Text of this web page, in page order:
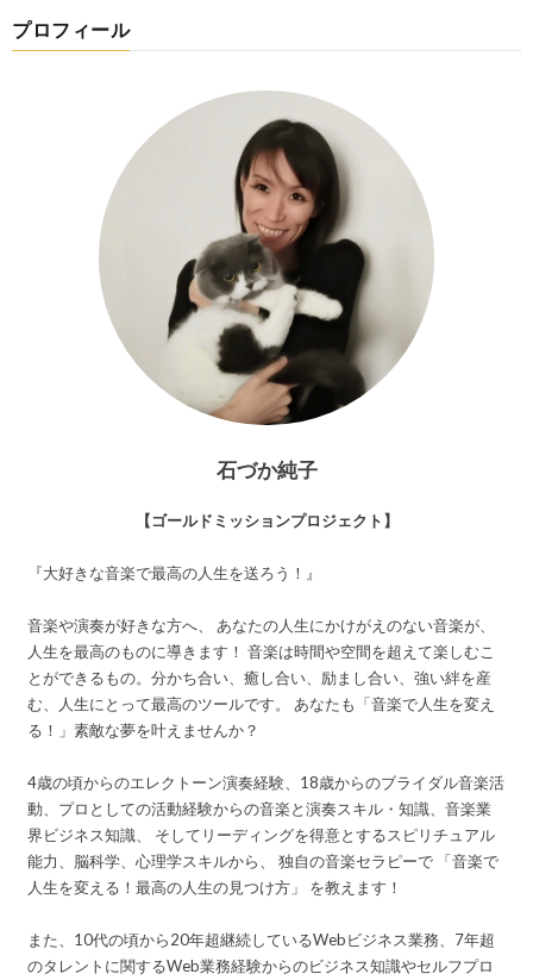
プロフィール
石づか純子
【ゴールドミッションプロジェクト】
『大好きな音楽で最高の人生を送ろう！』
音楽や演奏が好きな方へ、 あなたの人生にかけがえのない音楽が、
人生を最高のものに導きます！ 音楽は時間や空間を超えて楽しむこ
とができるもの。分かち合い、癒し合い、励まし合い、強い絆を産
む、人生にとって最高のツールです。 あなたも「音楽で人生を変え
る！」素敵な夢を叶えませんか？
4歳の頃からのエレクトーン演奏経験、18歳からのブライダル音楽活
動、プロとしての活動経験からの音楽と演奏スキル・知識、音楽業
界ビジネス知識、 そしてリーディングを得意とするスピリチュアル
能力、脳科学、心理学スキルから、 独自の音楽セラピーで 「音楽で
人生を変える！最高の人生の見つけ方」 を教えます！
また、10代の頃から20年超継続しているWebビジネス業務、7年超
のタレントに関するWeb業務経験からのビジネス知識やセルフプロ